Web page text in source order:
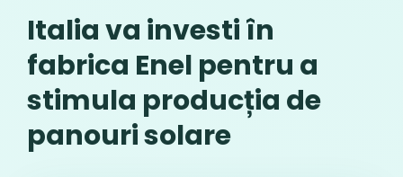
Italia va investi în
fabrica Enel pentru a
stimula producția de
panouri solare